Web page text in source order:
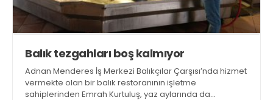
Balık tezgahları boş kalmıyor
Adnan Menderes İş Merkezi Balıkçılar Çarşısı’nda hizmet
vermekte olan bir balık restoranının işletme
sahiplerinden Emrah Kurtuluş, yaz aylarında da